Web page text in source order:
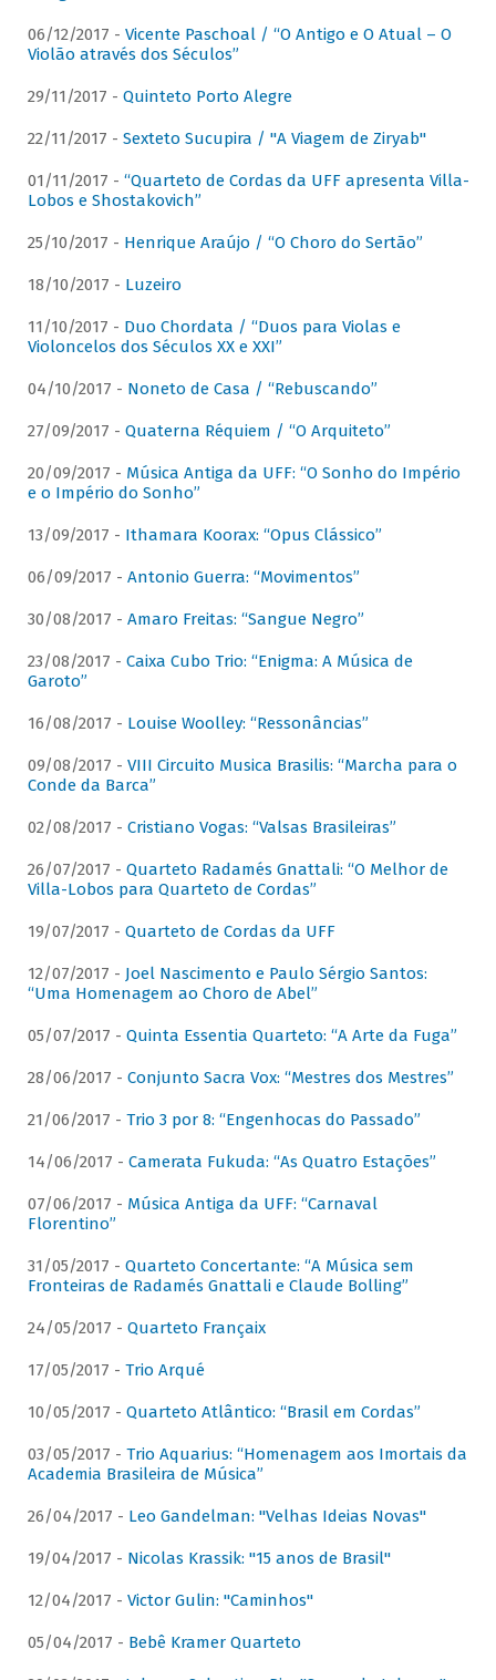
06/12/2017 - Vicente Paschoal / “O Antigo e O Atual – O
Violão através dos Séculos”
29/11/2017 - Quinteto Porto Alegre
22/11/2017 - Sexteto Sucupira / "A Viagem de Ziryab"
01/11/2017 - “Quarteto de Cordas da UFF apresenta Villa-
Lobos e Shostakovich”
25/10/2017 - Henrique Araújo / “O Choro do Sertão”
18/10/2017 - Luzeiro
11/10/2017 - Duo Chordata / “Duos para Violas e
Violoncelos dos Séculos XX e XXI”
04/10/2017 - Noneto de Casa / “Rebuscando”
27/09/2017 - Quaterna Réquiem / “O Arquiteto”
20/09/2017 - Música Antiga da UFF: “O Sonho do Império
e o Império do Sonho”
13/09/2017 - Ithamara Koorax: “Opus Clássico”
06/09/2017 - Antonio Guerra: “Movimentos”
30/08/2017 - Amaro Freitas: “Sangue Negro”
23/08/2017 - Caixa Cubo Trio: “Enigma: A Música de
Garoto”
16/08/2017 - Louise Woolley: “Ressonâncias”
09/08/2017 - VIII Circuito Musica Brasilis: “Marcha para o
Conde da Barca”
02/08/2017 - Cristiano Vogas: “Valsas Brasileiras”
26/07/2017 - Quarteto Radamés Gnattali: “O Melhor de
Villa-Lobos para Quarteto de Cordas”
19/07/2017 - Quarteto de Cordas da UFF
12/07/2017 - Joel Nascimento e Paulo Sérgio Santos:
“Uma Homenagem ao Choro de Abel”
05/07/2017 - Quinta Essentia Quarteto: “A Arte da Fuga”
28/06/2017 - Conjunto Sacra Vox: “Mestres dos Mestres”
21/06/2017 - Trio 3 por 8: “Engenhocas do Passado”
14/06/2017 - Camerata Fukuda: “As Quatro Estações”
07/06/2017 - Música Antiga da UFF: “Carnaval
Florentino”
31/05/2017 - Quarteto Concertante: “A Música sem
Fronteiras de Radamés Gnattali e Claude Bolling”
24/05/2017 - Quarteto Françaix
17/05/2017 - Trio Arqué
10/05/2017 - Quarteto Atlântico: “Brasil em Cordas”
03/05/2017 - Trio Aquarius: “Homenagem aos Imortais da
Academia Brasileira de Música”
26/04/2017 - Leo Gandelman: "Velhas Ideias Novas"
19/04/2017 - Nicolas Krassik: "15 anos de Brasil"
12/04/2017 - Victor Gulin: "Caminhos"
05/04/2017 - Bebê Kramer Quarteto